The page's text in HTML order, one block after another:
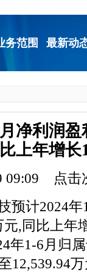
务范围 最新动
净利润盈
上年增
09:09 点击
预计2024
元,同比上年
年1-6月归
12,539.94